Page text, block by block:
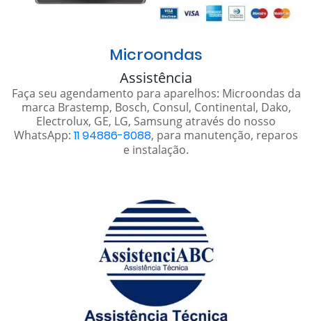
Microondas
Assistência
Faça seu agendamento para aparelhos: Microondas da
marca Brastemp, Bosch, Consul, Continental, Dako,
Electrolux, GE, LG, Samsung através do nosso
WhatsApp: 11 94886-8088, para manutenção, reparos
e instalação.